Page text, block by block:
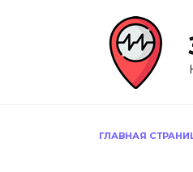
ГЛАВНАЯ